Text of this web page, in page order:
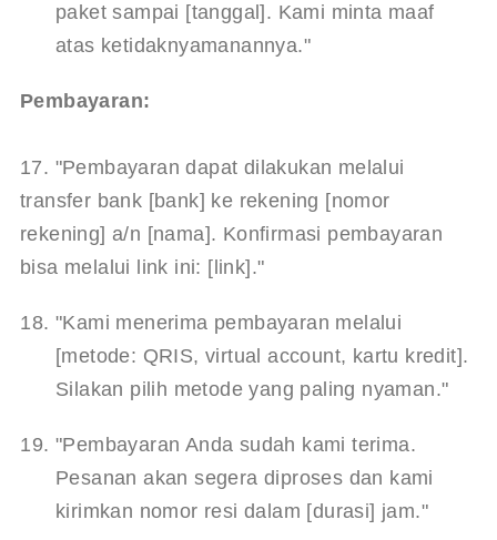
paket sampai [tanggal]. Kami minta maaf
atas ketidaknyamanannya."
Pembayaran:
17. "Pembayaran dapat dilakukan melalui
transfer bank [bank] ke rekening [nomor
rekening] a/n [nama]. Konfirmasi pembayaran
bisa melalui link ini: [link]."
"Kami menerima pembayaran melalui
[metode: QRIS, virtual account, kartu kredit].
Silakan pilih metode yang paling nyaman."
"Pembayaran Anda sudah kami terima.
Pesanan akan segera diproses dan kami
kirimkan nomor resi dalam [durasi] jam."